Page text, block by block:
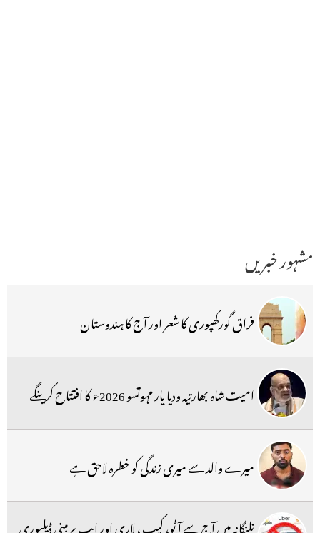
مشہور خبریں
فراق گورکھپوری کا شعر اور آج کا ہندوستان
امیت شاہ بھارتیہ ودیا پار مہوتسو 2026ء کا افتتاح کرینگے
میرے والد سے میری زندگی کو خطرہ لاحق ہے
تلنگانہ میں آج سے آٹو، کیب ، لاری اور ایپ پر مبنی ڈیلیوری